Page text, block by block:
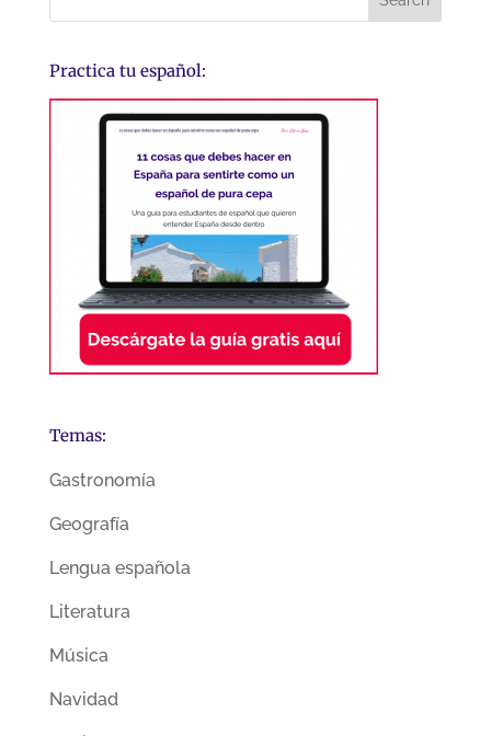
Practica tu español:
Temas:
Gastronomía
Geografía
Lengua española
Literatura
Música
Navidad